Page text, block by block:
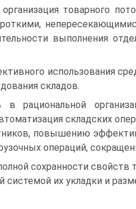
организация товарного
выполнения
использования
складов.
рациональной
складских
повышению
операций,
сохранности
системой их укладки и